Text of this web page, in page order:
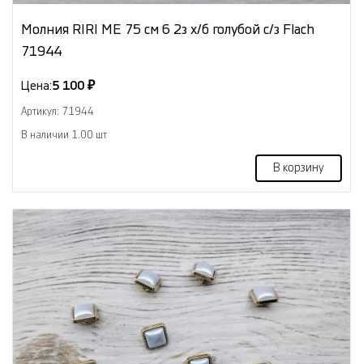
Молния RIRI МЕ 75 см 6 2з х/б голубой с/з Flach
71944
Цена:5 100 ₽
Артикул: 71944
В наличии 1.00 шт
В корзину